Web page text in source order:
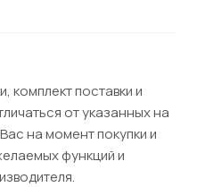
комплект поставки и
от указанных на
на момент покупки и
функций и